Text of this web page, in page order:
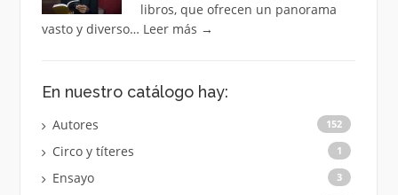
libros, que ofrecen un panorama
vasto y diverso… Leer más →
En nuestro catálogo hay:
Autores 152
Circo y títeres 1
Ensayo 3